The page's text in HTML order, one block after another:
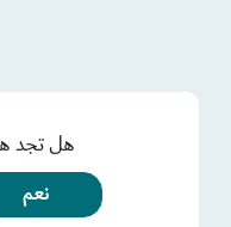
هل تجد
نعم